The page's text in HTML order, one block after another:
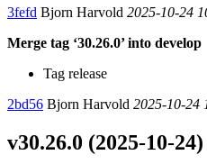
3fefd Bjorn Harvold 2025-10-24
Merge tag ‘30.26.0’ into develop
Tag release
2bd56 Bjorn Harvold 2025-10-24
v30.26.0 (2025-10-24)